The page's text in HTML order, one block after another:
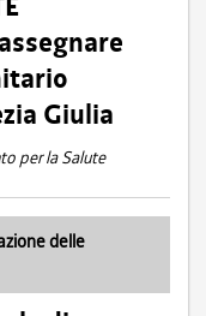
Giulia
per la Salute
delle